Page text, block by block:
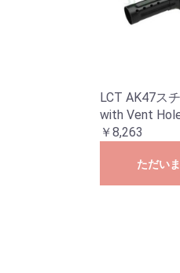
LCT AK47ス
with Vent
￥8,263
ただい